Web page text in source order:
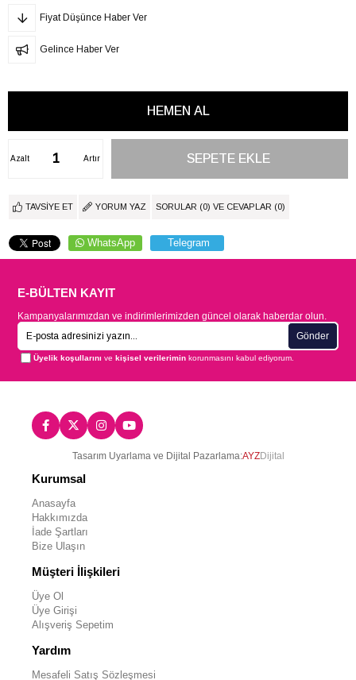
Fiyat Düşünce Haber Ver
Gelince Haber Ver
Artır
Azalt
TAVSIYE ET YORUM YAZ SORULAR (0) VE CEVAPLAR (0)
WhatsApp Telegram
E-BÜLTEN KAYIT
Kampanyalarımızdan ve indirimlerimizden güncel olarak haberdar olun.
Gönder
Üyelik koşullarını vekişisel verilerimin korunmasını kabul ediyorum.
Tasarım Uyarlama ve Dijital Pazarlama:AYZDijital
Kurumsal
Anasayfa
Hakkımızda
İade Şartları
Bize Ulaşın
Müşteri İlişkileri
Üye Ol
Üye Girişi
Alışveriş Sepetim
Yardım
Mesafeli Satış Sözleşmesi